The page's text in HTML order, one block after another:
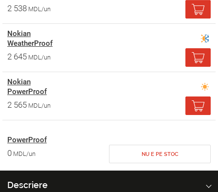
2 538 MDL/un
Nokian
WeatherProof
2 645 MDL/un
Nokian
PowerProof
2 565 MDL/un
PowerProof
0 MDL/un NU E PE STOC
Descriere